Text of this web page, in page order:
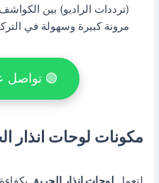
(ترددات الراديو) بين
مرونة كبيرة وسهولة في
🟢 تواصل
مكونات لوحات انذار